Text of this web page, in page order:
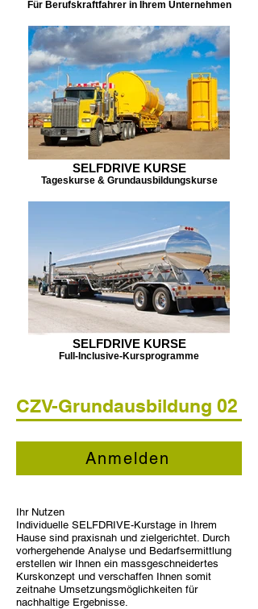
Für Berufskraftfahrer in Ihrem Unternehmen
SELFDRIVE KURSE
Tageskurse & Grundausbildungskurse
SELFDRIVE KURSE
Full-Inclusive-Kursprogramme
CZV-Grundausbildung 02
Anmelden
Ihr Nutzen
Individuelle SELFDRIVE-Kurstage in Ihrem
Hause sind praxisnah und zielgerichtet. Durch
vorhergehende Analyse und Bedarfsermittlung
erstellen wir Ihnen ein massgeschneidertes
Kurskonzept und verschaffen Ihnen somit
zeitnahe Umsetzungsmöglichkeiten für
nachhaltige Ergebnisse.